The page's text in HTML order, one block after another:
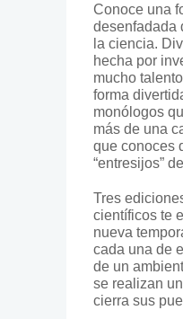
Conoce una
desenfadada
la ciencia.
hecha por
mucho
forma
monólogos
más de una
que conoces
“entresijos”
Tres
científicos te
nueva
cada una de
de un
se realizan
cierra sus